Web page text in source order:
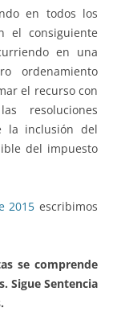
en todos los
el consiguiente
en una
ordenamiento
el recurso con
resoluciones
la inclusión del
del impuesto
2015 escribimos
se comprende
Sigue Sentencia